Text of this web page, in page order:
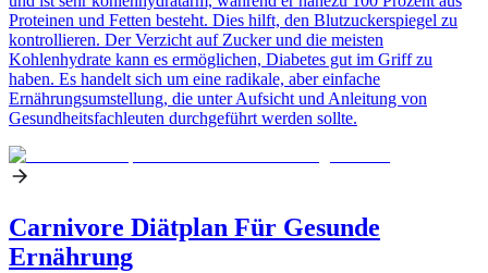
Proteinen und Fetten besteht. Dies hilft, den Blutzuckerspiegel zu
kontrollieren. Der Verzicht auf Zucker und die meisten
Kohlenhydrate kann es ermöglichen, Diabetes gut im Griff zu
haben. Es handelt sich um eine radikale, aber einfache
Ernährungsumstellung, die unter Aufsicht und Anleitung von
Gesundheitsfachleuten durchgeführt werden sollte.
Carnivore Diätplan Für Gesunde
Ernährung